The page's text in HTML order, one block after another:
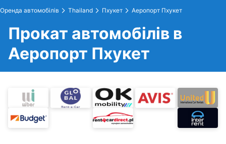
Оренда автомобілів Thailand Пхукет Аеропорт Пхукет
Прокат автомобілів в
Аеропорт Пхукет